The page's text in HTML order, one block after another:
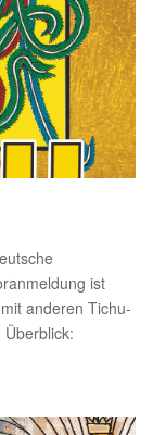
ist
anderen Tichu-